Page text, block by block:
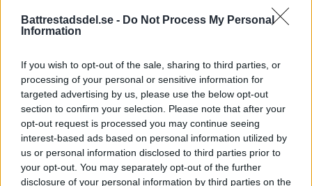
Battrestadsdel.se - Do Not Process My Personal
Information
If you wish to opt-out of the sale, sharing to third parties, or
processing of your personal or sensitive information for
targeted advertising by us, please use the below opt-out
section to confirm your selection. Please note that after your
opt-out request is processed you may continue seeing
interest-based ads based on personal information utilized by
us or personal information disclosed to third parties prior to
your opt-out. You may separately opt-out of the further
disclosure of your personal information by third parties on the
den digitala vardagen i södra
Stockholm
EXTERN PARTNER. Södra Stockholm är en
del av […]
Publicerad 05:03, 4 augusti 2026